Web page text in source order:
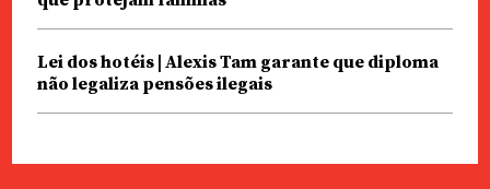
Lei dos hotéis | Alexis Tam garante que diploma
não legaliza pensões ilegais